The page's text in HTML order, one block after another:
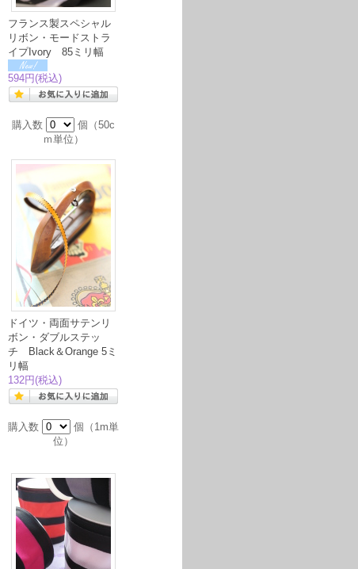
フランス製スペシャル
リボン・モードストラ
イプIvory 85ミリ幅
594円(税込)
購入数
個（50c
ｍ単位）
ドイツ・両面サテンリ
ボン・ダブルステッ
チ Black＆Orange 5ミ
リ幅
132円(税込)
購入数
個（1m単
位）